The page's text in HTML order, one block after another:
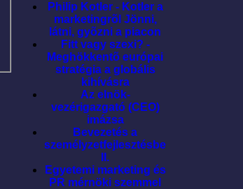
Philip Kotler - Kotler a
marketingrõl Jönni,
látni, gyõzni a piacon
Fitt vagy szexi? -
Meghökkentõ európai
stratégia a globális
kihívásra
Az elnök-
vezérigazgató (CEO)
imázsa
Bevezetés a
személyzetfejlesztésbe
II.
Egyetemi marketing és
PR mérnöki szemmel